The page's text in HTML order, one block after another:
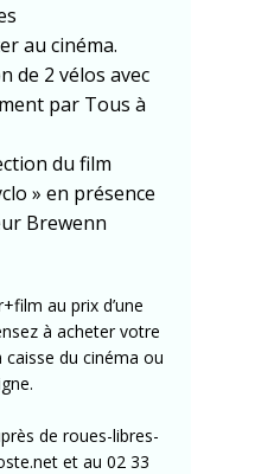
au cinéma.
de 2 vélos avec
par Tous à
du film
» en présence
Brewenn
au prix d’une
à acheter votre
caisse du cinéma ou
de roues-libres-
et au 02 33